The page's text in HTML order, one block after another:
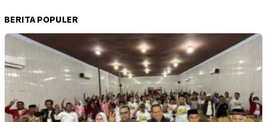
BERITA POPULER